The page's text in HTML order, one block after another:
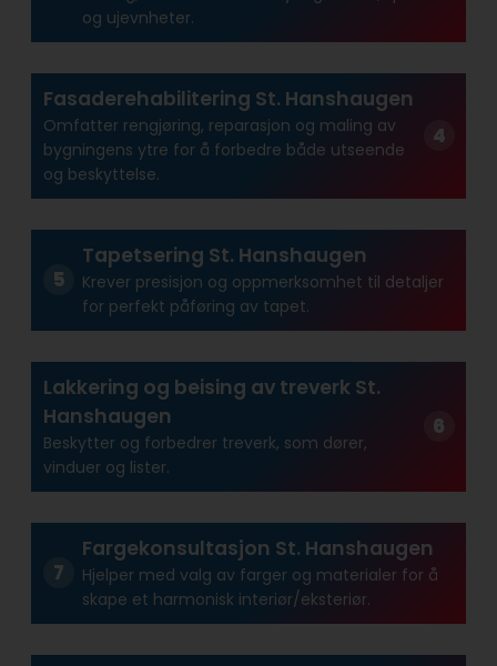
og ujevnheter.
Fasaderehabilitering St. Hanshaugen
Omfatter rengjøring, reparasjon og maling av
bygningens ytre for å forbedre både utseende
og beskyttelse.
Tapetsering St. Hanshaugen
Krever presisjon og oppmerksomhet til detaljer
for perfekt påføring av tapet.
Lakkering og beising av treverk St.
Hanshaugen
Beskytter og forbedrer treverk, som dører,
vinduer og lister.
Fargekonsultasjon St. Hanshaugen
Hjelper med valg av farger og materialer for å
skape et harmonisk interiør/eksteriør.